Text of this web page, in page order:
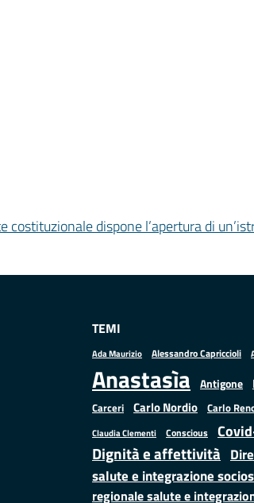
costituzionale dispone l’apertura di
TEMI
Ada Maurizio Alessandro Capriccioli
Anastasìa Antigone
Carceri Carlo Nordio Carlo
Claudia Clementi Conscious
Dignità e affettività
salute e integrazione
regionale salute e